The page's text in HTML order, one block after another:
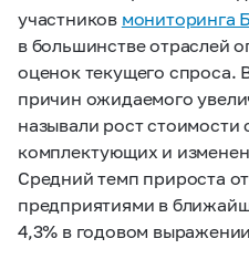
участников мониторинга
в большинстве отраслей
оценок текущего спроса.
причин ожидаемого
называли рост стоимости
комплектующих и
Средний темп прироста
предприятиями в
4,3% в годовом